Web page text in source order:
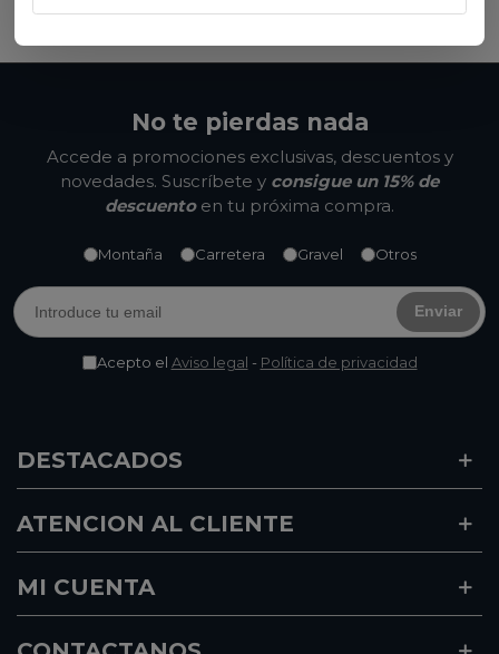
No te pierdas nada
Accede a promociones exclusivas, descuentos y
novedades. Suscríbete y consigue un 15% de
descuentoen tu próxima compra.
Montaña Carretera Gravel Otros
Enviar
Acepto el Aviso legal - Política de privacidad
DESTACADOS
ATENCION AL CLIENTE
MI CUENTA